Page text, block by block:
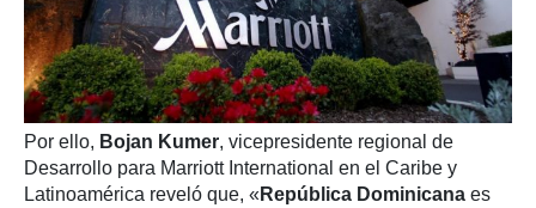
Por ello, Bojan Kumer, vicepresidente regional de
Desarrollo para Marriott International en el Caribe y
Latinoamérica reveló que, « República Dominicana es